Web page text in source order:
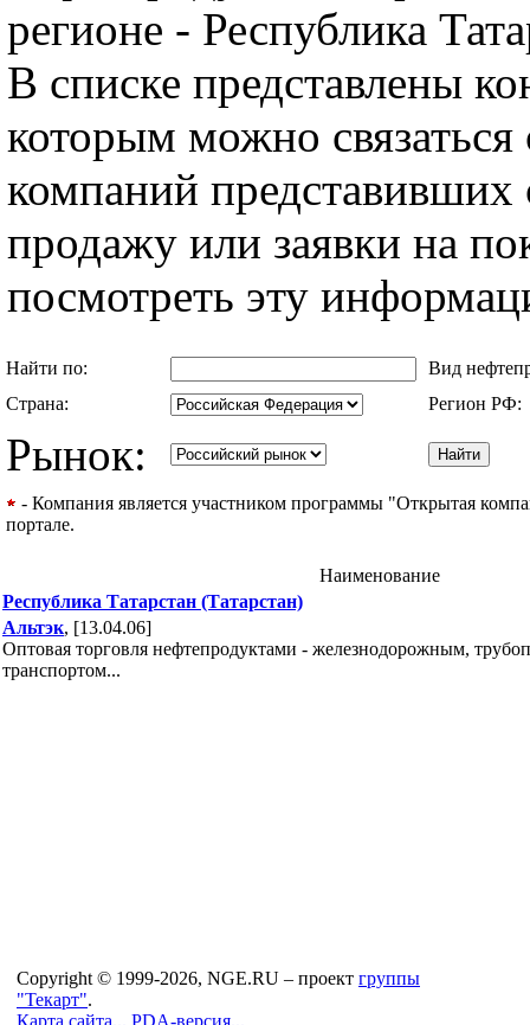
регионе - Республика
В списке представлены
которым можно
компаний представивших
продажу или заявки на
посмотреть эту
Найти по:
Вид
Страна:
Регион РФ:
Рынок:
- Компания является участником программы "Открытая
портале.
Наименование
Республика Татарстан (Татарстан)
Альтэк, [13.04.06]
Оптовая торговля нефтепродуктами - железнодорожным,
транспортом...
Copyright © 1999-2026, NGE.RU – проект группы
"Текарт".
Карта сайта... PDA-версия...